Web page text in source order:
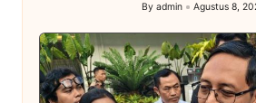
Posted
by
By admin Agustus 8,